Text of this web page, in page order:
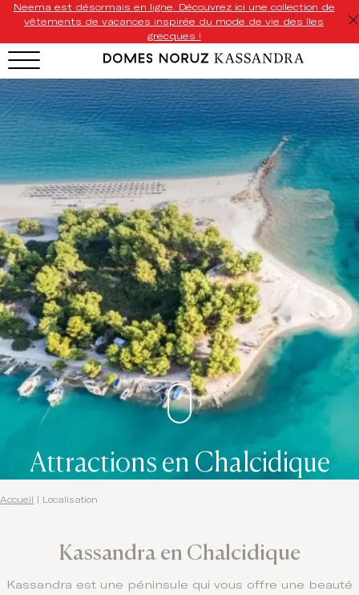
Neema est désormais en ligne. Découvrez ici une collection de
vêtements de vacances inspirée du mode de vie des îles
grecques !
Attractions en Chalcidique
Accueil Localisation
Kassandra en Chalcidique
Kassandra est une péninsule qui vous offre une beauté